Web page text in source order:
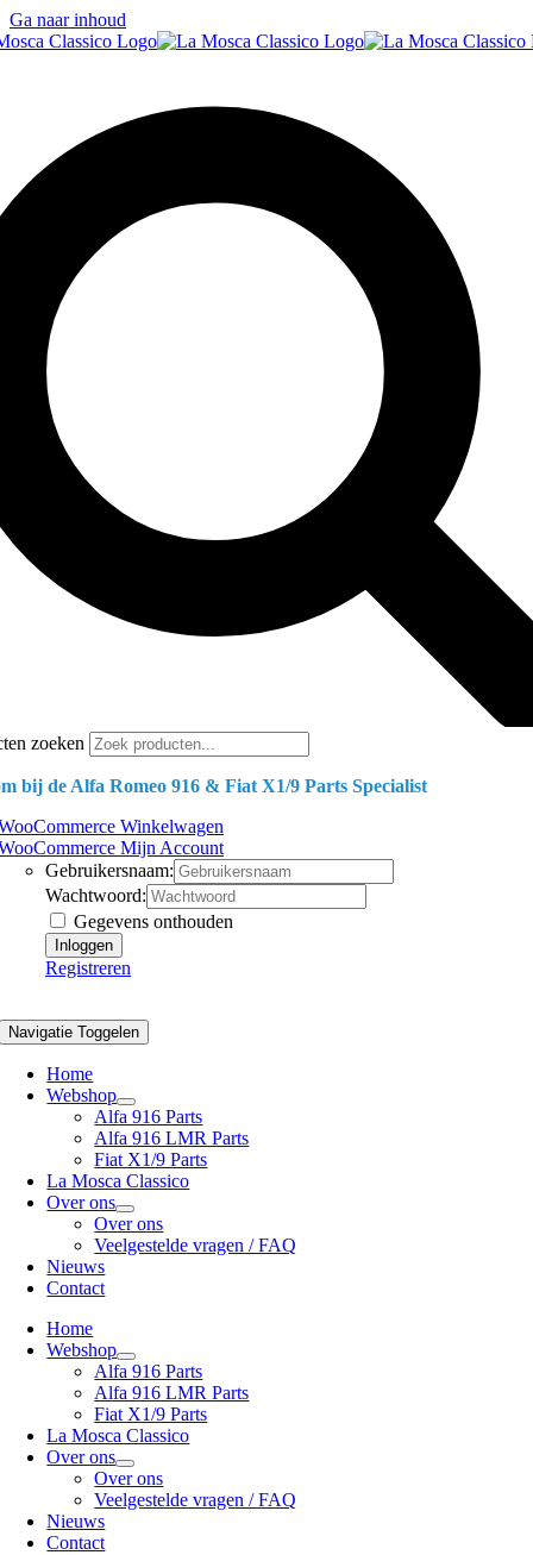
Ga naar inhoud
zoeken
bij de Alfa Romeo 916 & Fiat X1/9 Parts Specialist
Winkelwagen
Mijn Account
Gebruikersnaam:
Wachtwoord:
Gegevens onthouden
Registreren
Navigatie Toggelen
Home
Webshop
Alfa 916 Parts
Alfa 916 LMR Parts
Fiat X1/9 Parts
La Mosca Classico
Over ons
Over ons
Veelgestelde vragen / FAQ
Nieuws
Contact
Home
Webshop
Alfa 916 Parts
Alfa 916 LMR Parts
Fiat X1/9 Parts
La Mosca Classico
Over ons
Over ons
Veelgestelde vragen / FAQ
Nieuws
Contact